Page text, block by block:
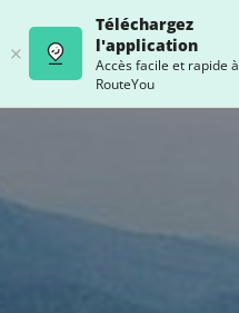
Téléchargez
l'application
Accès facile et rapide à
RouteYou